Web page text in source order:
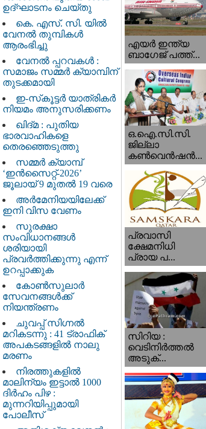
ഉദ്ഘാടനം ചെയ്തു
കെ. എസ്. സി. യിൽ
വേനൽ തുമ്പികൾ
ആരംഭിച്ചു
വേനൽ പ്പറവകൾ :
സമാജം സമ്മർ ക്യാമ്പിന്
തുടക്കമായി
ഇ-സ്‌കൂട്ടർ യാത്രികർ
നിയമം അനുസരിക്കണം
ഖിദ്മ : പുതിയ
ഭാരവാഹികളെ
തെരഞ്ഞെടുത്തു
സമ്മർ ക്യാമ്പ്
‘ഇൻസൈറ്റ്-2026’
ജൂലായ് 9 മുതൽ 19 വരെ
അർമേനിയയിലേക്ക്
ഇനി വിസ വേണം
സുരക്ഷാ
സംവിധാനങ്ങൾ
ശരിയായി
പ്രവർത്തിക്കുന്നു എന്ന്
ഉറപ്പാക്കുക
കോൺസുലാർ
സേവനങ്ങൾക്ക്
നിയന്ത്രണം
ചുവപ്പ് സിഗ്നൽ
മറികടന്നു : 41 ട്രാഫിക്
അപകടങ്ങളിൽ നാലു
മരണം
നിരത്തുകളിൽ
മാലിന്യം ഇട്ടാൽ 1000
ദിർഹം പിഴ :
മുന്നറിയിപ്പുമായി
പോലീസ്
എയര്‍ ഇന്ത്യ
ബാഗേജ് പത്ത്...
ഒ.ഐ.സി.സി.
ജില്ലാ
കൺവെൻഷൻ...
പ്രവാസി
ക്ഷേമനിധി
പ്രായ പ...
സിറിയ :
വെടിനിർത്തൽ
അടുക്...